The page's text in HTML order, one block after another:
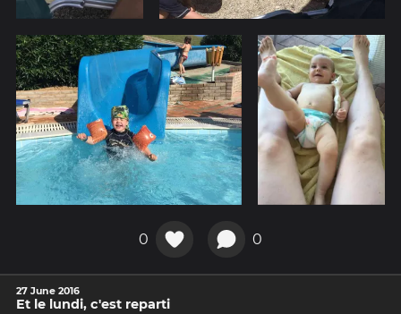
0 0
27 June 2016
Et le lundi, c'est reparti